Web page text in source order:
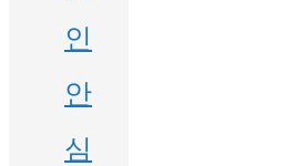
인
안
심